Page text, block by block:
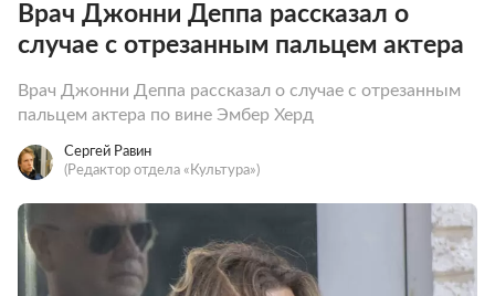
Врач Джонни Деппа рассказал о
случае с отрезанным пальцем актера
Врач Джонни Деппа рассказал о случае с отрезанным
пальцем актера по вине Эмбер Херд
Сергей Равин
(Редактор отдела «Культура»)